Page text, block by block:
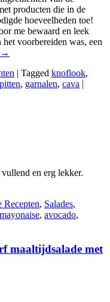
producten die in de
hoeveelheden toe!
me bewaard en leek
voorbereiden was, een
→
Tagged knoflook,
, garnalen, cava
en erg lekker.
Recepten, Salades,
mayonaise, avocado,
maaltijdsalade met